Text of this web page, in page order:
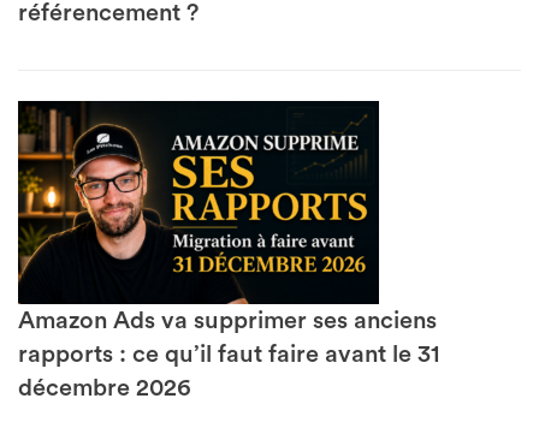
référencement ?
Amazon Ads va supprimer ses anciens
rapports : ce qu’il faut faire avant le 31
décembre 2026